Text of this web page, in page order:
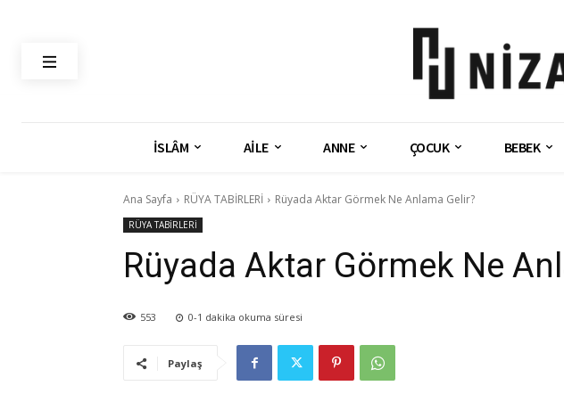
İSLÂM AİLE ANNE ÇOCUK BEBEK
Ana Sayfa RÜYA TABİRLERİ Rüyada Aktar Görmek Ne Anlama Gelir?
RÜYA TABİRLERİ
Rüyada Aktar Görmek Ne
553 0-1 dakika okuma süresi
Paylaş